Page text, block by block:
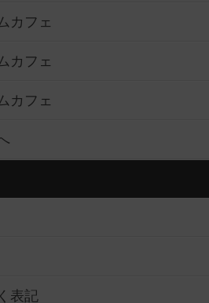
カフェ
カフェ
カフェ
表記